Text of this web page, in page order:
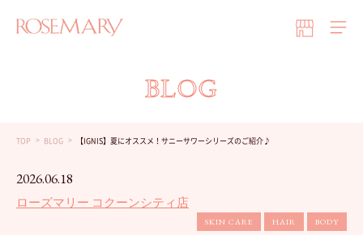
BLOG
TOP BLOG 【IGNIS】夏にオススメ！サニーサワーシリーズのご紹介♪
2026.06.18
ローズマリー コクーンシティ店
SKIN CARE HAIR BODY